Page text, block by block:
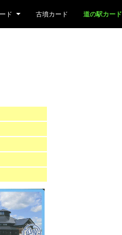
ド 古墳カード 道の駅カード